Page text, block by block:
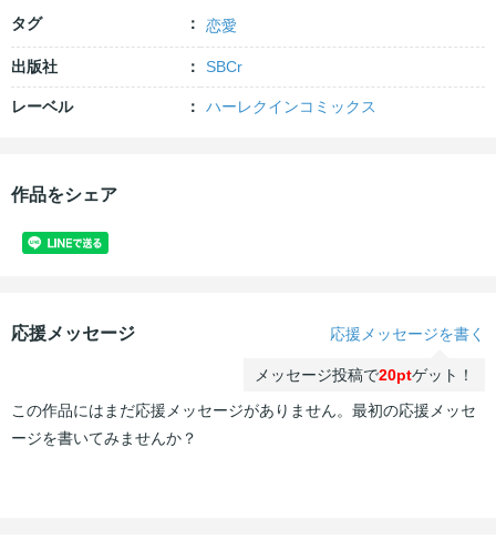
タグ 恋愛
出版社 SBCr
レーベル ハーレクインコミックス
作品をシェア
応援メッセージ 応援メッセージを書く
メッセージ投稿で20ptゲット！
この作品にはまだ応援メッセージがありません。最初の応援メッセ
ージを書いてみませんか？